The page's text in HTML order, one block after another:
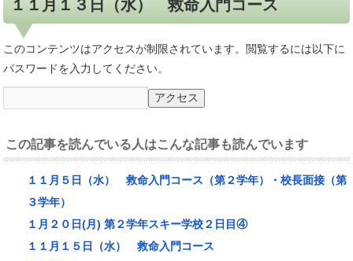
１１月１３日（水） 救命入門コース
このコンテンツはアクセスが制限されています。閲覧するには以下に
パスワードを入力してください。
この記事を読んでいる人はこんな記事も読んでいます
１１月５日（水） 救命入門コース（第２学年）・校長面接（第
３学年）
１月２０日(月) 第２学年スキー学校２日目④
１１月１５日（水） 救命入門コース